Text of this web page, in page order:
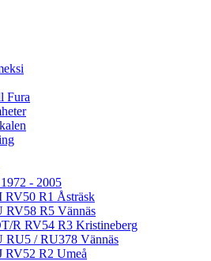
Fura
- 2005
RV50 R1 Åsträsk
RV58 R5 Vännäs
R RV54 R3 Kristineberg
RU5 / RU378 Vännäs
RV52 R2 Umeå